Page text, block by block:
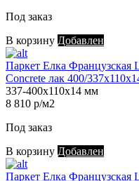
Под заказ
В корзину Добавлен
Паркет Елка Французская
Concrete лак 400/
337-400х110х14 мм
8 810 р/м2
Под заказ
В корзину Добавлен
Паркет Елка Французская